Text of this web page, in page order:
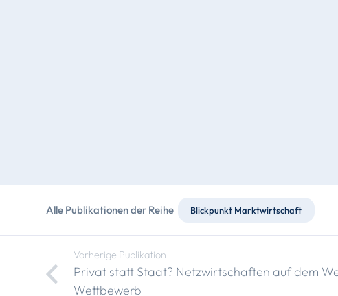
Alle Publikationen der Reihe Blickpunkt Marktwirtschaft
Vorherige Publikation
Privat statt Staat? Netzwirtschaften auf dem
Wettbewerb